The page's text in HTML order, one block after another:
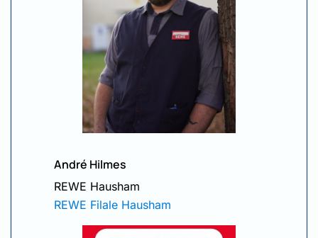
André Hilmes
REWE Hausham
REWE Filale Hausham